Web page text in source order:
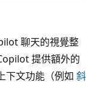
聊天的視覺整
提供額外的
下文功能（例如 斜